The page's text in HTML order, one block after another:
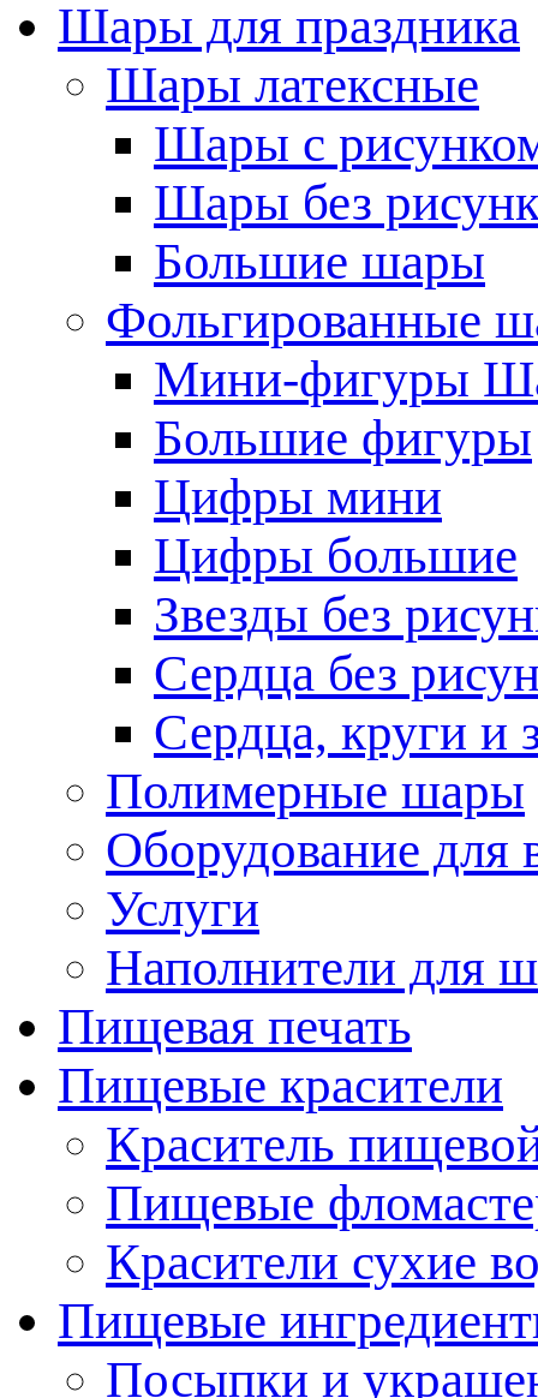
Шары для праздника
Шары латексные
Шары с
Шары без
Большие шары
Фольгированные
Мини-фигуры
Большие фигуры
Цифры мини
Цифры большие
Звезды без
Сердца без
Сердца, круги и
Полимерные шары
Оборудование
Услуги
Наполнители для
Пищевая печать
Пищевые красители
Краситель
Пищевые
Красители сухие
Пищевые
Посыпки и